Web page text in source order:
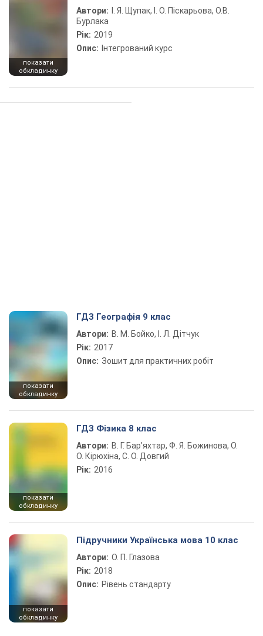
показати
обкладинку
Автори:
І. Я. Щупак, І. О. Піскарьова, О.В.
Бурлака
Рік: 2019
Опис: Інтегрований курс
показати
обкладинку
ГДЗ Географія 9 клас
Автори: В. М. Бойко, І. Л. Дітчук
Рік: 2017
Опис: Зошит для практичних робіт
показати
обкладинку
ГДЗ Фізика 8 клас
Автори: В. Г. Бар’яхтар, Ф. Я. Божинова, О.
О. Кірюхіна, С. О. Довгий
Рік: 2016
показати
обкладинку
Підручники Українська мова 10 клас
Автори: О. П. Глазова
Рік: 2018
Опис: Рівень стандарту